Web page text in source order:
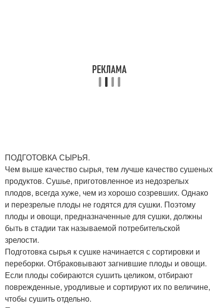
ПОДГОТОВКА СЫРЬЯ.
Чем выше качество сырья, тем лучше качество сушеных
продуктов. Сушье, приготовленное из недозрелых
плодов, всегда хуже, чем из хорошо созревших. Однако
и перезрелые плоды не годятся для сушки. Поэтому
плоды и овощи, предназначенные для сушки, должны
быть в стадии так называемой потребительской
зрелости.
Подготовка сырья к сушке начинается с сортировки и
переборки. Отбраковывают загнившие плоды и овощи.
Если плоды собираются сушить целиком, отбирают
поврежденные, уродливые и сортируют их по величине,
чтобы сушить отдельно.